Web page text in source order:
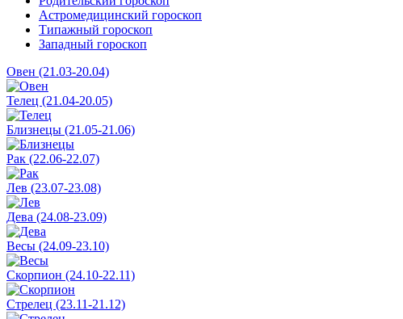
Астромедицинский гороскоп
Типажный гороскоп
Западный гороскоп
Овен (21.03-20.04)
Телец (21.04-20.05)
Близнецы (21.05-21.06)
Рак (22.06-22.07)
Лев (23.07-23.08)
Дева (24.08-23.09)
Весы (24.09-23.10)
Скорпион (24.10-22.11)
Стрелец (23.11-21.12)